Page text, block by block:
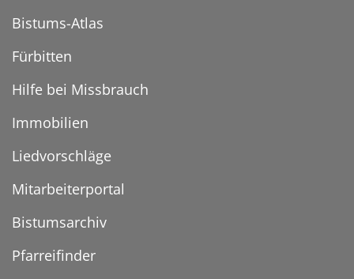
Bistums-Atlas
Fürbitten
Hilfe bei Missbrauch
Immobilien
Liedvorschläge
Mitarbeiterportal
Bistumsarchiv
Pfarreifinder